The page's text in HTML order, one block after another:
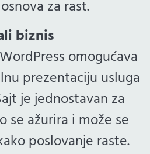
za rast.
biznis
omogućava
prezentaciju usluga
je jednostavan za
se ažurira i može se
poslovanje raste.